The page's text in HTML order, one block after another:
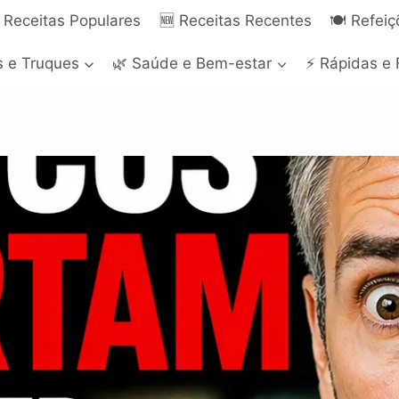
Receitas Populares 🆕 Receitas Recentes 🍽️
e Truques 🌿 Saúde e Bem-estar ⚡ Rápidas e